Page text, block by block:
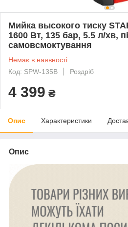
Мийка высокого тиску
1600 Вт, 135 бар, 5.5 л/хв,
самовсмоктування
Немає в наявності
Код: SPW-135B
Роздріб
4 399 ₴
Опис Характеристики
Опис